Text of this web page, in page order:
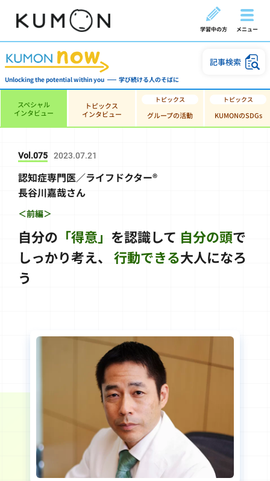
学習中の方 メニュー
Unlocking the potential within you 学び続ける人のそばに
記事検索
スペシャル
インタビュー
トピックス
インタビュー
グループの活動 KUMONのSDGs
Vol.075 2023.07.21
認知症専門医／ライフドクター®
長谷川嘉哉さん
＜前編＞
自分の 「得意」 を認識して 自分の頭で
しっかり考え、
行動できる大人になろ
う